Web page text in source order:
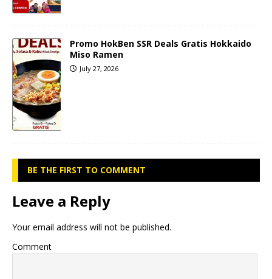
Promo HokBen SSR Deals Gratis Hokkaido
Miso Ramen
July 27, 2026
BE THE FIRST TO COMMENT
Leave a Reply
Your email address will not be published.
Comment